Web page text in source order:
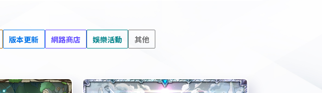
版本更新 網路商店 娛樂活動 其他